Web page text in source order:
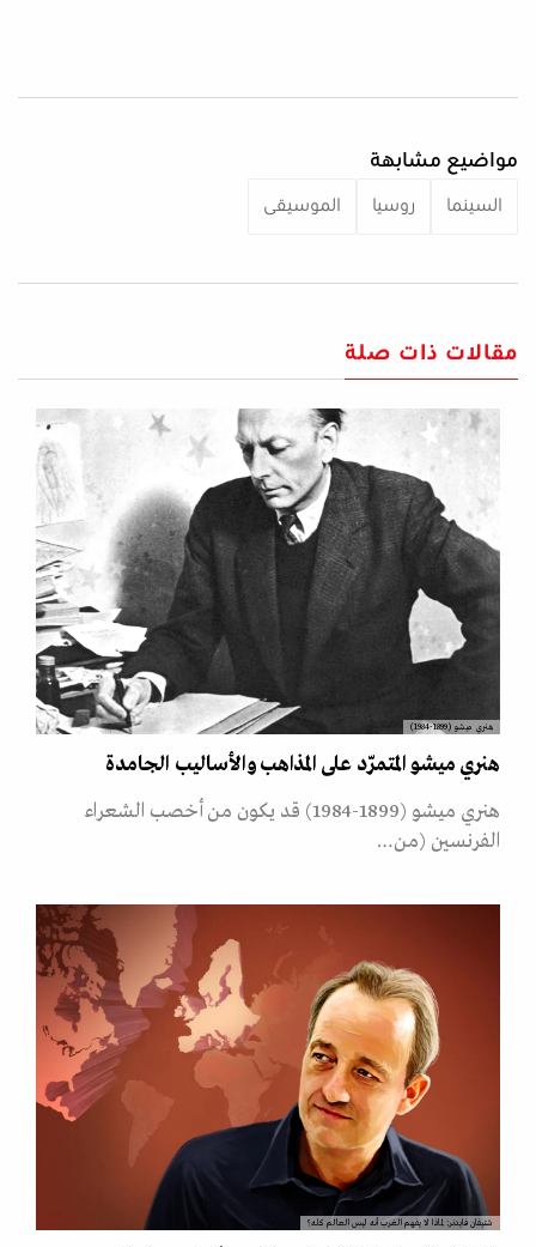
مواضيع مشابهة
السينما روسيا الموسيقى
مقالات ذات صلة
هنري ميشو (1899-1984)
هنري ميشو المتمرّد على المذاهب والأساليب الجامدة
هنري ميشو (1899-1984) قد يكون من أخصب الشعراء
الفرنسين (من…
شتيفان فايدنر: لماذا لا يفهم الغرب أنه ليس العالم كله؟